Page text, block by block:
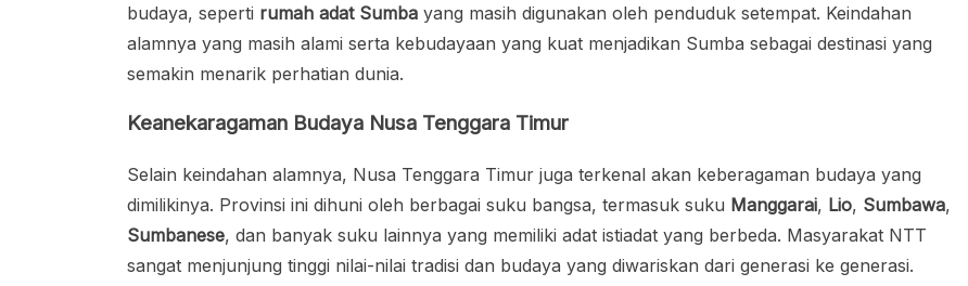
budaya, seperti rumah adat Sumba yang masih digunakan oleh penduduk setempat. Keindahan
alamnya yang masih alami serta kebudayaan yang kuat menjadikan Sumba sebagai destinasi yang
semakin menarik perhatian dunia.
Keanekaragaman Budaya Nusa Tenggara Timur
Selain keindahan alamnya, Nusa Tenggara Timur juga terkenal akan keberagaman budaya yang
dimilikinya. Provinsi ini dihuni oleh berbagai suku bangsa, termasuk suku Manggarai, Lio, Sumbawa,
Sumbanese, dan banyak suku lainnya yang memiliki adat istiadat yang berbeda. Masyarakat NTT
sangat menjunjung tinggi nilai-nilai tradisi dan budaya yang diwariskan dari generasi ke generasi.